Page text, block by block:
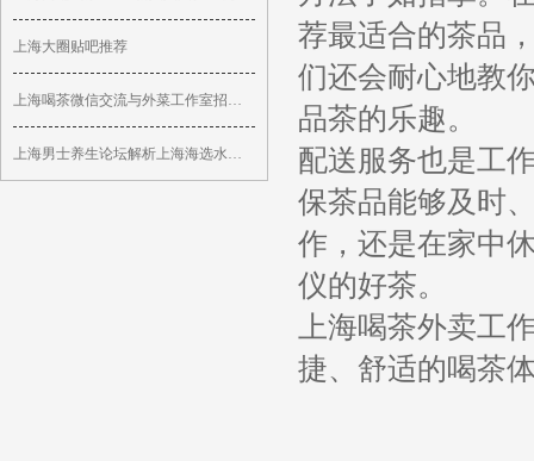
上海大圈贴吧推荐
上海喝茶微信交流与外菜工作室招聘_278
上海男士养生论坛解析上海海选水磨坊地址_79
荐最适合的茶品
们还会耐心地教
品茶的乐趣。
配送服务也是工
保茶品能够及时
作，还是在家中
仪的好茶。
上海喝茶外卖工
捷、舒适的喝茶